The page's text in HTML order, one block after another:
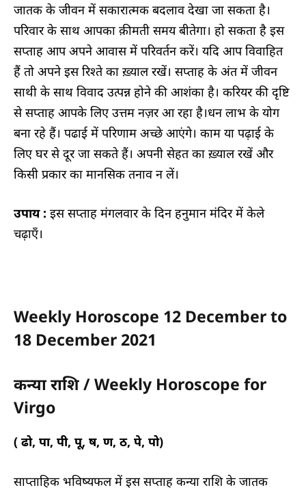
जातक के जीवन में सकारात्मक बदलाव देखा जा सकता है।
परिवार के साथ आपका क़ीमती समय बीतेगा। हो सकता है इस
सप्ताह आप अपने आवास में परिवर्तन करें। यदि आप विवाहित
हैं तो अपने इस रिश्ते का ख़्याल रखें। सप्ताह के अंत में जीवन
साथी के साथ विवाद उत्पन्न होने की आशंका है। करियर की दृष्टि
से सप्ताह आपके लिए उत्तम नज़र आ रहा है।धन लाभ के योग
बना रहे हैं। पढाई में परिणाम अच्छे आएंगे। काम या पढ़ाई के
लिए घर से दूर जा सकते हैं। अपनी सेहत का ख़्याल रखें और
किसी प्रकार का मानसिक तनाव न लें।
उपाय : इस सप्ताह मंगलवार के दिन हनुमान मंदिर में केले
चढ़ाएँ।
Weekly Horoscope 12 December to
18 December 2021
कन्या राशि / Weekly Horoscope for
Virgo
( ढो, पा, पी, पू, ष, ण, ठ, पे, पो)
साप्ताहिक भविष्यफल में इस सप्ताह कन्या राशि के जातक